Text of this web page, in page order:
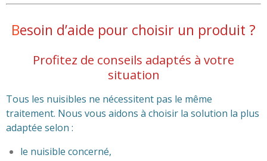
Besoin d’aide pour choisir un produit ?
Profitez de conseils adaptés à votre
situation
Tous les nuisibles ne nécessitent pas le même
traitement. Nous vous aidons à choisir la solution la plus
adaptée selon :
le nuisible concerné,